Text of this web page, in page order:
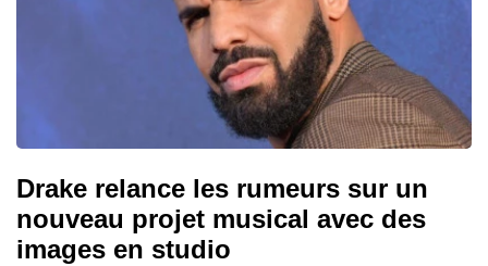
Drake relance les rumeurs sur un
nouveau projet musical avec des
images en studio